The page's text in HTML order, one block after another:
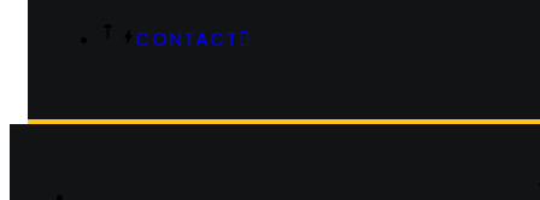
CONTACT